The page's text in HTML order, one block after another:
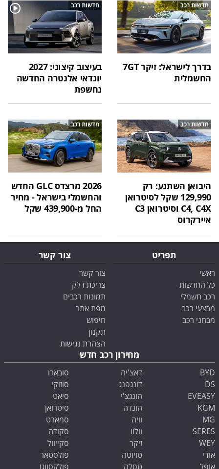
חדשות רכב
בדרך לישראל: זיקר 7GT
החשמלית
חדשות רכב
בעיצוב קיצוני: 2027
יונדאי אלנטרה החדשה
נחשפת
חדשות רכב
היבואן השתגע: רק
129,990 שקל לסיטרואן
C4, C4X וסיטרואן C3
איירקרוס
חדשות רכב
2026 מרצדס GLC החדש
והחשמלי בישראל - מחיר
החל מ-439,900 שקל
תפריט
ראשי
כל החדשות
רכב חשמלי
מבצעי רכב
מבחני רכב
צור קשר
צור קשר
צריכת דלק
תמונות רכבים
מפת אתר
חיפוש
תקנון
הצהרת נגישות
מחירון רכב חדש
BYD
DS
EVEASY
KGM
MG
SERES
WEY
אודי
אופל
דאצ'יה
דונגפנג
הונגצ'י
הונדה
וויה
וולוו
זיקר
טויוטה
טסלה
סובארו
סוזוקי
סיאט
סיטרואן
סמארט
סקודה
סקייוול
פולסטאר
פולקסווגן